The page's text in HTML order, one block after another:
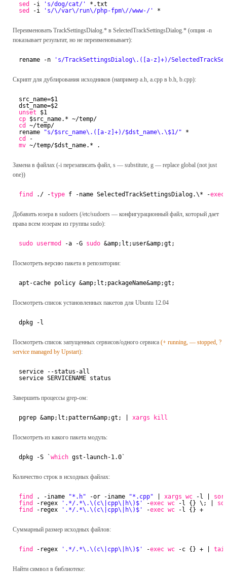
sed -i 's/dog/cat/'
*.txt
sed
-i 's/\/var\/run\/php-fpm\//www-/' *
Переименовать TrackSettingsDialog.* в SelectedTrackSettingsDialog.* (опция -n
показывает результат, но не переименовывает):
rename -n 's/TrackSettingsDialog\.([a-z]+)/
Скрипт для дублирования исходников (например a.h, a.cpp в b.h, b.cpp):
src_name=$1
dst_name=$2
unset
$1
cp $src_name.* ~/temp/
cd
~/temp/
rename
"s/$src_name\.([a-z]+)/$dst_name\.\$1/"
*
cd
-
mv ~/temp/$dst_name.* .
Замена в файлах (-i перезаписать файл, s — substitute, g — replace global (not just
one))
find ./ -type f -name SelectedTrackSettingsDialog.\* -exec
Добавить юзера в sudoers (/etc/sudoers — конфигурационный файл, который дает
права всем юзерам из группы sudo):
sudo usermod -a -G sudo &amp;lt;user&amp;gt;
Посмотреть версию пакета в репозитории:
apt-cache policy &amp;lt;packageName&amp;gt;
Посмотреть список установленных пакетов для Ubuntu 12.04
dpkg -l
Посмотреть список запущенных сервисов/одного сервиса (+ running, — stopped, ?
service managed by Upstart):
service --status-all
service SERVICENAME status
Завершить процессы grep-ом:
pgrep &amp;lt;pattern&amp;gt; | xargs kill
Посмотреть из какого пакета модуль:
dpkg -S `which gst-launch-1.0`
Количество строк в исходных файлах:
find . -iname "*.h" -or -iname "*.cpp" xargs wc -l |
find
-regex '.*/.*\.\(c\|cpp\|h\)$' -exec wc -l {} \; |
find
-regex '.*/.*\.\(c\|cpp\|h\)$' -exec wc -l {} +
Суммарный размер исходных файлов:
find -regex '.*/.*\.\(c\|cpp\|h\)$' -exec wc -c {} + |
Найти символ в библиотеке: